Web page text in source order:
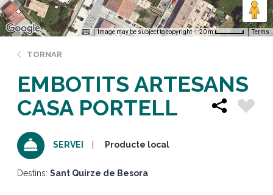
Image may be subject to copyright 20 m Terms
TORNAR
EMBOTITS ARTESANS
CASA PORTELL
SERVEI Producte local
Destins: Sant Quirze de Besora